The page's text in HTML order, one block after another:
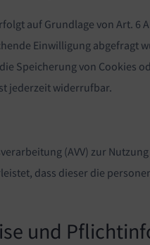
auf Grundlage von Art. 6
Einwilligung abgefragt
Speicherung von
jederzeit widerrufbar.
(AVV) zur
dass dieser die
und